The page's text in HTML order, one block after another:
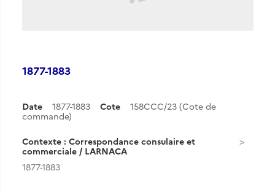
1877-1883
Date 1877-1883 Cote
158CCC/23 (Cote de
commande)
Contexte : Correspondance consulaire et
commerciale / LARNACA
1877-1883